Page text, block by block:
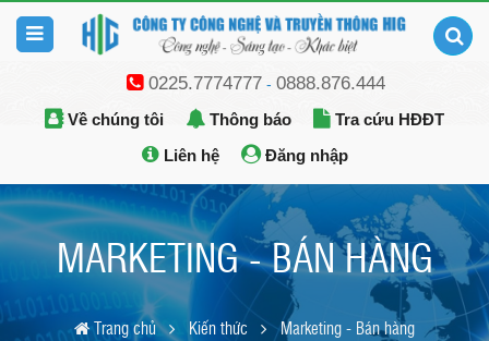
0225.7774777- 0888.876.444
Về chúng tôi Thông báo
Tra cứu HĐĐT
Liên hệ
Đăng nhập
MARKETING - BÁN HÀNG
Trang chủ Kiến thức Marketing - Bán hàng